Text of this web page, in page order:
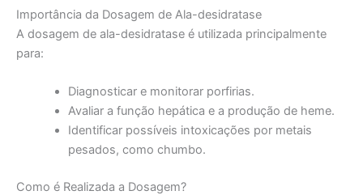
Importância da Dosagem de Ala-desidratase
A dosagem de ala-desidratase é utilizada principalmente
para:
Diagnosticar e monitorar porfirias.
Avaliar a função hepática e a produção de heme.
Identificar possíveis intoxicações por metais
pesados, como chumbo.
Como é Realizada a Dosagem?